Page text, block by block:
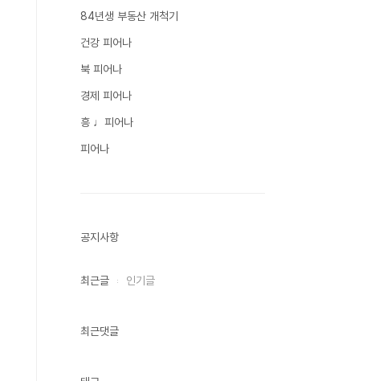
84년생 부동산 개척기
건강 피어나
북 피어나
경제 피어나
흥 ♩피어나
피어나
공지사항
최근글 인기글
최근댓글